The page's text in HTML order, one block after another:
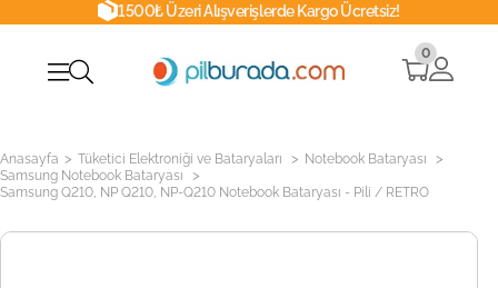
1500₺ Üzeri Alışverişlerde Kargo Ücretsiz!
0
Anasayfa > Tüketici Elektroniği ve Bataryaları > Notebook Bataryası >
Samsung Notebook Bataryası >
Samsung Q210, NP Q210, NP-Q210 Notebook Bataryası - Pili / RETRO